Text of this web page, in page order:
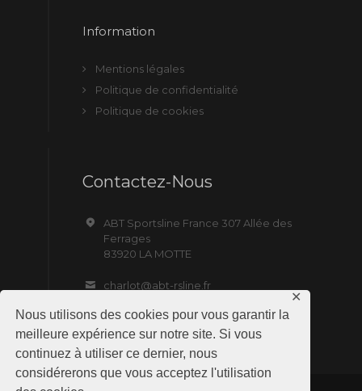
Nous utilisons des cookies pour vous garantir la
meilleure expérience sur notre site. Si vous
continuez à utiliser ce dernier, nous
considérerons que vous acceptez l'utilisation
✕
Information
Mentions légales
Politique de confidentialité
Politique de cookies
Contactez-Nous
ABT Sportsline France 307 Allée des
Ferrages
83920 LA MOTTE
charlot@abt-rsline.fr